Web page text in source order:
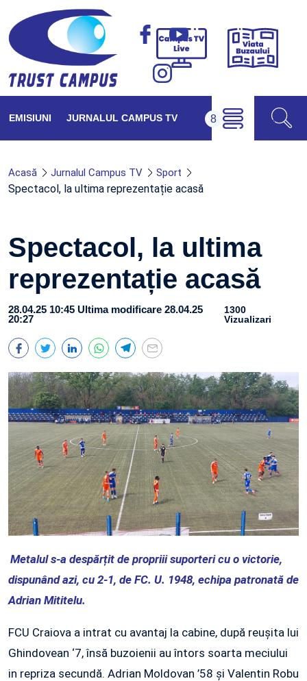
Campus
Viața
EMISIUNI JURNALUL CAMPUS TV
Acasă Jurnalul Campus TV Sport
Spectacol, la ultima reprezentație acasă
Spectacol, la ultima
reprezentație acasă
28.04.25 10:45 Ultima modificare 28.04.25
20:27
1300
Vizualizari
Metalul s-a despărțit de propriii suporteri cu o victorie,
dispunând azi, cu 2-1, de FC. U. 1948, echipa patronată de
Adrian Mititelu.
FCU Craiova a intrat cu avantaj la cabine, după reușita lui
Ghindovean ‘7, însă buzoienii au întors soarta meciului
in repriza secundă. Adrian Moldovan ’58 și Valentin Robu